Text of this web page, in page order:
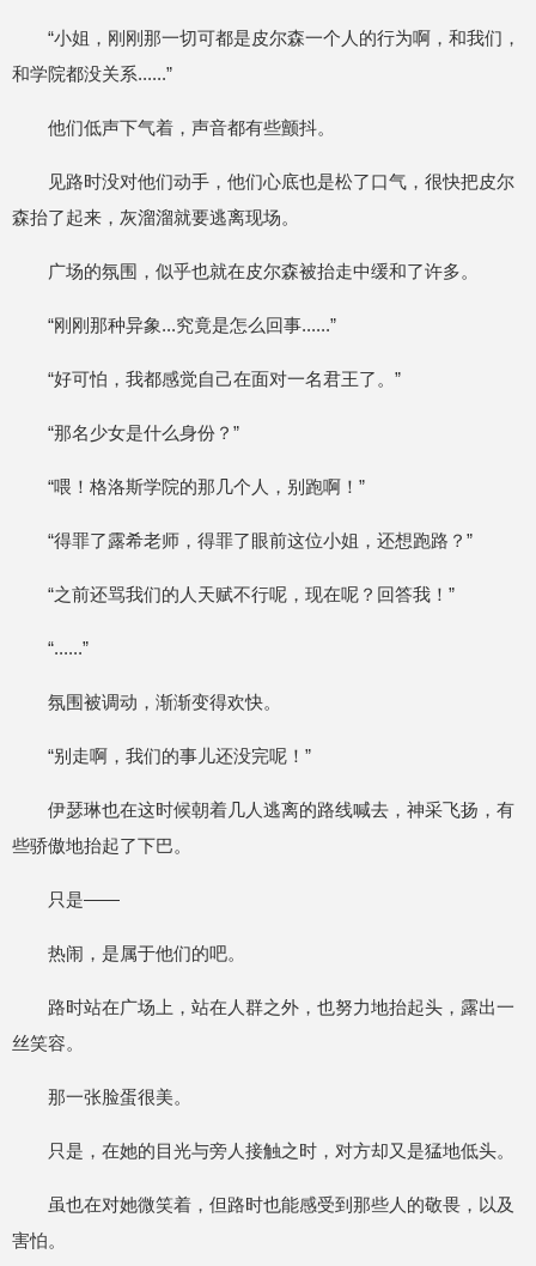
“小姐，刚刚那一切可都是皮尔森一个人的行为啊，和我们，
和学院都没关系......”
他们低声下气着，声音都有些颤抖。
见路时没对他们动手，他们心底也是松了口气，很快把皮尔
森抬了起来，灰溜溜就要逃离现场。
广场的氛围，似乎也就在皮尔森被抬走中缓和了许多。
“刚刚那种异象...究竟是怎么回事......”
“好可怕，我都感觉自己在面对一名君王了。”
“那名少女是什么身份？”
“喂！格洛斯学院的那几个人，别跑啊！”
“得罪了露希老师，得罪了眼前这位小姐，还想跑路？”
“之前还骂我们的人天赋不行呢，现在呢？回答我！”
“......”
氛围被调动，渐渐变得欢快。
“别走啊，我们的事儿还没完呢！”
伊瑟琳也在这时候朝着几人逃离的路线喊去，神采飞扬，有
些骄傲地抬起了下巴。
只是——
热闹，是属于他们的吧。
路时站在广场上，站在人群之外，也努力地抬起头，露出一
丝笑容。
那一张脸蛋很美。
只是，在她的目光与旁人接触之时，对方却又是猛地低头。
虽也在对她微笑着，但路时也能感受到那些人的敬畏，以及
害怕。